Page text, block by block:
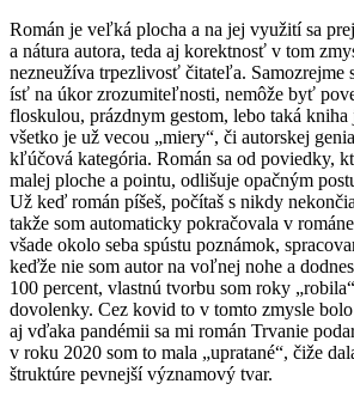
Román je veľká plocha a na jej využití sa
a nátura autora, teda aj korektnosť v tom
nezneužíva trpezlivosť čitateľa. Samozrejme
ísť na úkor zrozumiteľnosti, nemôže byť
floskulou, prázdnym gestom, lebo taká
všetko je už vecou „miery“, či autorskej
kľúčová kategória. Román sa od poviedky,
malej ploche a pointu, odlišuje opačným
Už keď román píšeš, počítaš s nikdy
takže som automaticky pokračovala v
všade okolo seba spústu poznámok,
keďže nie som autor na voľnej nohe a
100 percent, vlastnú tvorbu som roky
dovolenky. Cez kovid to v tomto zmysle
aj vďaka pandémii sa mi román Trvanie
v roku 2020 som to mala „upratané“, čiže
štruktúre pevnejší významový tvar.